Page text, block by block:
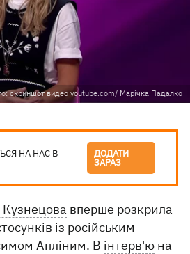
скриншот видео youtube.com/ Марічка Падалко
НА НАС В ДОДАТИ
ЗАРАЗ
вперше розкрила
із російським
Апліним. В інтерв'ю на